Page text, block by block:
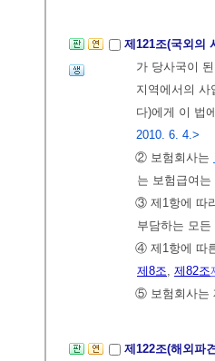
제121조(국외의
가 당사국이
지역에서의 사
다)에게 이 법
2010. 6. 4.>
② 보험회사는
는 보험급여
③ 제1항에 따
부담하는 모
④ 제1항에 따
제8조, 제82조
⑤ 보험회사는
제122조(해외파